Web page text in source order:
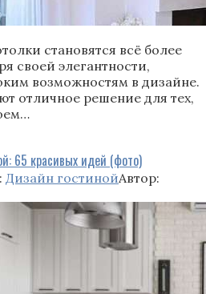
становятся всё более
своей элегантности,
возможностям в дизайне.
отличное решение для тех,
65 красивых идей (фото)
Дизайн гостинойАвтор: